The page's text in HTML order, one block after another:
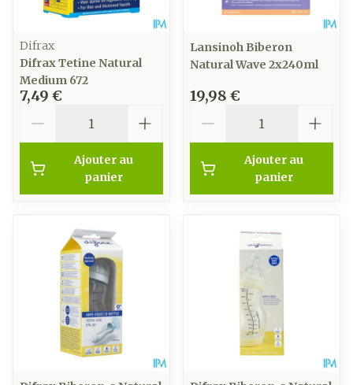
Difrax
Difrax Tetine Natural
Medium 672
7,49 €
Ajouter au
panier
Lansinoh Biberon
Natural Wave 2x240ml
19,98 €
Ajouter au
panier